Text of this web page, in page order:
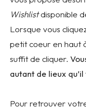
Wishlistdisponible
Lorsque vous
petit coeur en haut
suffit de cliquer.
autant de lieux
Pour retrouver